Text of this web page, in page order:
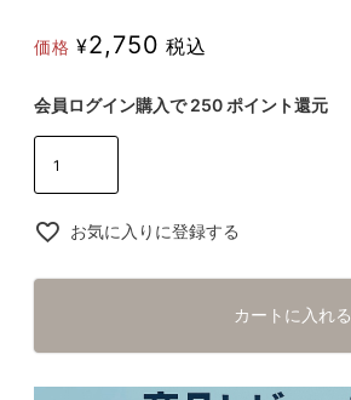
価格 ¥2,750 税込
会員ログイン購入で 250 ポイント還元
お気に入りに登録する
カートに入れる